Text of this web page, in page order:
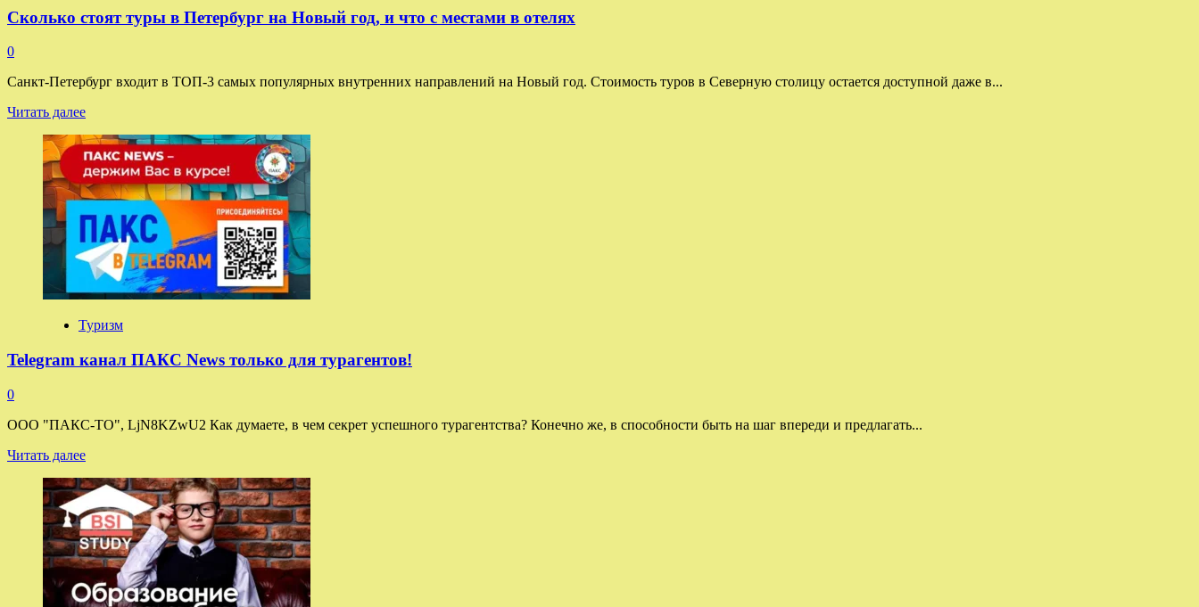
Сколько стоят туры в Петербург на Новый год, и что с местами в отелях
0
Санкт-Петербург входит в ТОП-3 самых популярных внутренних направлений на Новый год. Стоимость туров в Северную столицу остается доступной даже в...
Читать далееПрочитать
о
Сколько
стоят
туры
Петербург
на
Новый
год,
что
с
местами
отелях
Туризм
Telegram канал ПАКС News только для турагентов!
0
ООО "ПАКС-ТО", LjN8KZwU2 Как думаете, в чем секрет успешного турагентства? Конечно же, в способности быть на шаг впереди и предлагать...
Читать далееПрочитать
о
Telegram
канал
ПАКС
News
только
для
турагентов!